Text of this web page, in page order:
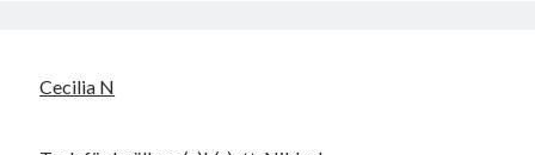
Cecilia N